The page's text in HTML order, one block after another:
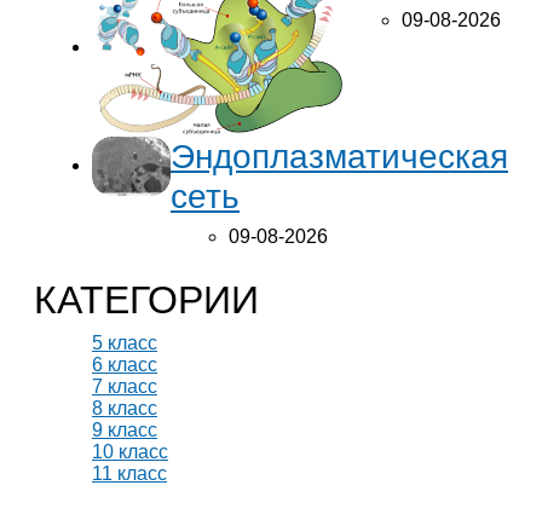
09-08-2026
Эндоплазматическая
сеть
09-08-2026
КАТЕГОРИИ
5 класс
6 класс
7 класс
8 класс
9 класс
10 класс
11 класс